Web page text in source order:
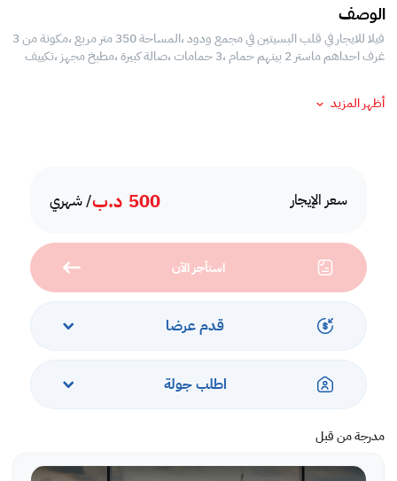
سعر الإيجار 500 د.ب/ شهري
استأجر الآن
قدم عرضا
اطلب جولة
مدرجة من قبل
الوصف
فيلا للايجار في قلب البسيتين في مجمع ودود ،المساحة 350 متر مربع ،مكونة من 3
غرف احداهم ماستر 2 بينهم حمام ،3 حمامات ،صالة كبيرة ،مطبخ مجهز ،تكييف
أظهر المزيد